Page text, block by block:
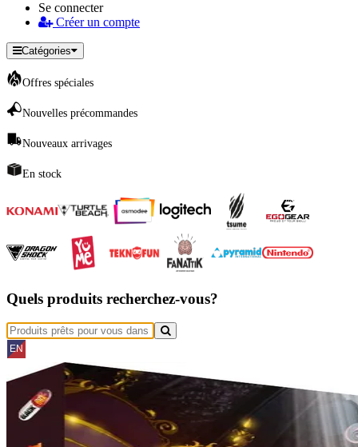
Se connecter
Créer un compte
Catégories
Offres spéciales
Nouvelles précommandes
Nouveaux arrivages
En stock
Quels produits recherchez-vous?